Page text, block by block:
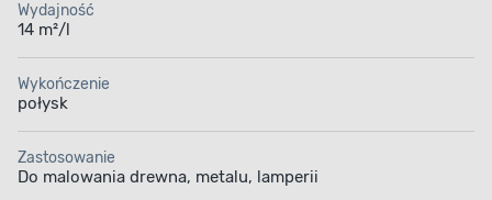
Wydajność
14 m²/l
Wykończenie
połysk
Zastosowanie
Do malowania drewna, metalu, lamperii